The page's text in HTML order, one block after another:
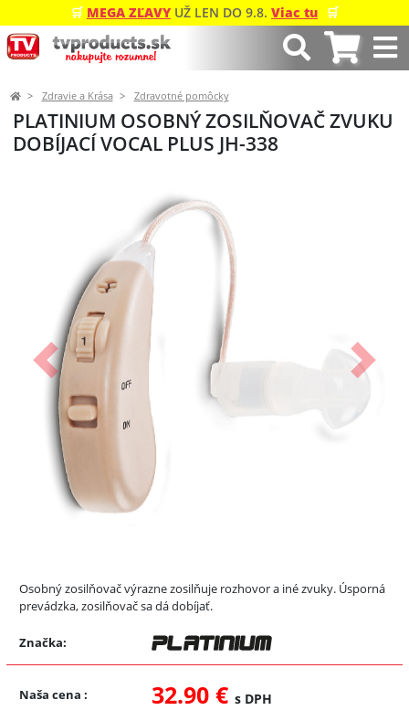
🛒 MEGA ZĽAVY UŽ LEN DO 9.8. Viac tu 🛒
Zdravie a Krása Zdravotné pomôcky
PLATINIUM OSOBNÝ ZOSILŇOVAČ ZVUKU
DOBÍJACÍ VOCAL PLUS JH-338
Predchádzajúci Ďalší
Osobný zosilňovač výrazne zosilňuje rozhovor a iné zvuky. Úsporná
prevádzka, zosilňovač sa dá dobíjať.
Značka:
Naša cena : 32.90 € s DPH